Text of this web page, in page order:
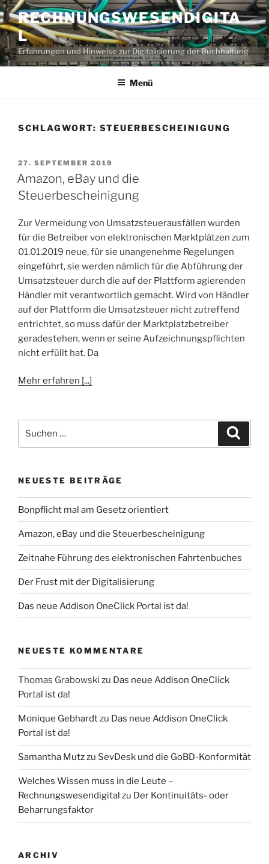
Zum
Inhalt
springen
RECHNUNGSWESENDIGITA
L
Erfahrungen und Hinweise zur Digitalisierung der Buchhaltung
Menü
SCHLAGWORT: STEUERBESCHEINIGUNG
VERÖFFENTLICHT
AM
27. SEPTEMBER 2019
Amazon, eBay und die
Steuerbescheinigung
Zur Vermeidung von Umsatzsteuerausfällen wurden
für die Betreiber von elektronischen Marktplätzen zum
01.01.2019 neue, für sie unangenehme Regelungen
eingeführt, sie werden nämlich für die Abführung der
Umsatzsteuer durch die auf der Plattform agierenden
Händler mit verantwortlich gemacht. Wird von Händler
auf der Plattform die Umsatzsteuer nicht zutreffend
entrichtet, so muss dafür der Marktplatzbetreiber
geradestehen, wenn er seine Aufzeichnungspflichten
nicht erfüllt hat. Da
Mehr erfahren [...]
nach:
NEUESTE BEITRÄGE
Bonpflicht mal am Gesetz orientiert
Amazon, eBay und die Steuerbescheinigung
Zeitnahe Führung des elektronischen Fahrtenbuches
Der Frust mit der Digitalisierung
Das neue Addison OneClick Portal ist da!
NEUESTE KOMMENTARE
Thomas Grabowski zu Das neue Addison OneClick
Portal ist da!
Monique Gebhardtzu Das neue Addison OneClick
Portal ist da!
Samantha Mutzzu SevDesk und die GoBD-Konformität
Welches Wissen muss in die Leute –
Rechnungswesendigital zu Der Kontinuitäts- oder
Beharrungsfaktor
ARCHIV